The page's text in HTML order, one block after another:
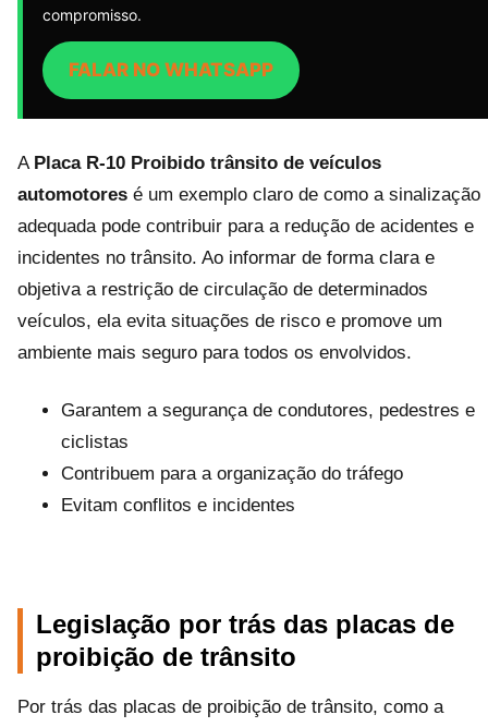
compromisso.
FALAR NO WHATSAPP
A Placa R-10 Proibido trânsito de veículos
automotores é um exemplo claro de como a sinalização
adequada pode contribuir para a redução de acidentes e
incidentes no trânsito. Ao informar de forma clara e
objetiva a restrição de circulação de determinados
veículos, ela evita situações de risco e promove um
ambiente mais seguro para todos os envolvidos.
Garantem a segurança de condutores, pedestres e
ciclistas
Contribuem para a organização do tráfego
Evitam conflitos e incidentes
Legislação por trás das placas de
proibição de trânsito
Por trás das placas de proibição de trânsito, como a